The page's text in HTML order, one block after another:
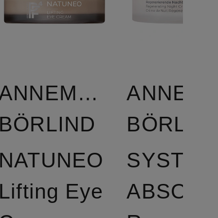
Eye
SYSTEM